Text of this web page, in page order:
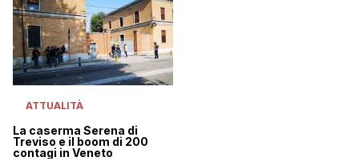
ATTUALITÀ
La caserma Serena di
Treviso e il boom di 200
contagi in Veneto